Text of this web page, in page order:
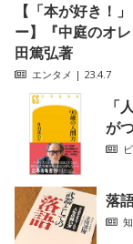
【「本が好き！
ー】『中庭のオ
田篤弘著
エンタメ | 23.4.7
「
が
落